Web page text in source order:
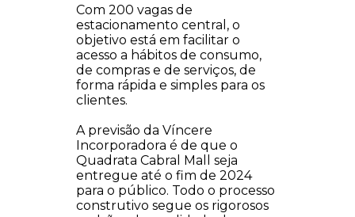
Com 200 vagas de
estacionamento central, o
objetivo está em facilitar o
acesso a hábitos de consumo,
de compras e de serviços, de
forma rápida e simples para os
clientes.
A previsão da Víncere
Incorporadora é de que o
Quadrata Cabral Mall seja
entregue até o fim de 2024
para o público. Todo o processo
construtivo segue os rigorosos